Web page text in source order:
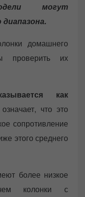
могут
домашнего
проверить их
как
что это
сопротивление
этого среднего
более низкое
колонки с